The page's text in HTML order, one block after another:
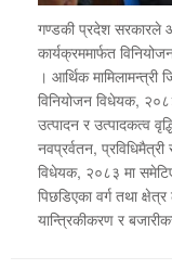
गण्डकी प्रदेश सरकारले
कार्यक्रममार्फत
। आर्थिक
विनियोजन विधेयक,
उत्पादन र उत्पादकत्व
नवप्रर्वतन,
विधेयक, २०८३ मा
पिछडिएका वर्ग तथा
यान्त्रिकीकरण र